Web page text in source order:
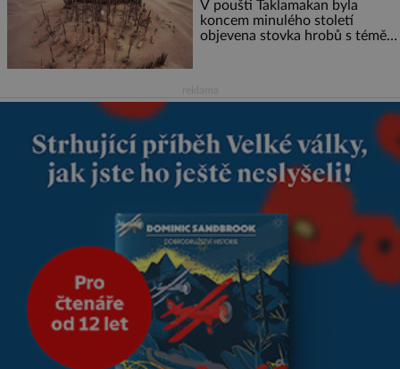
V poušti Taklamakan byla
koncem minulého století
objevena stovka hrobů s téměř
modrou filcovou čapkou, z níž
se draly blonďaté vlásky. Fakt,
že jsou těla dávných lidí
nesmírně dobře zachovalá,
přičítají odborníci zdejším
klimatickým podmínkám.
Sucho, prosolené písky a
extrémně